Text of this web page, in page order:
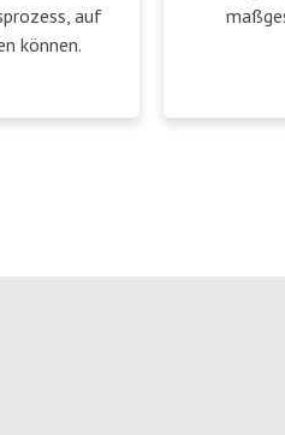
auf
können.